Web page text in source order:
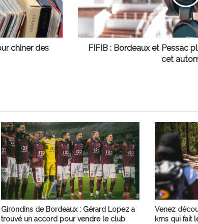
chiner des
plongent
dans
cinéma
FIFIB : Bordeaux et Pessac
cet
Girondins de Bordeaux : Gérard Lopez a
trouvé un accord pour vendre le club
Venez
kms qui fait